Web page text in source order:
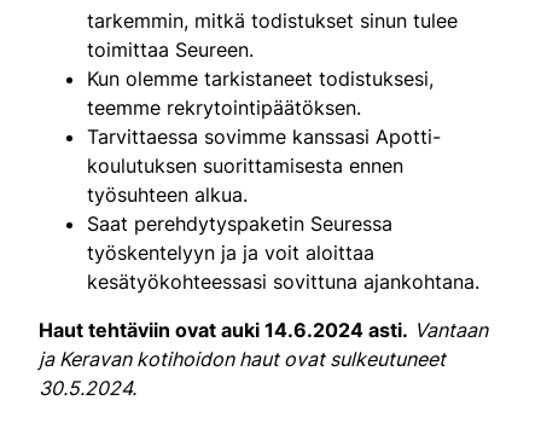
tarkemmin, mitkä todistukset sinun tulee
toimittaa Seureen.
Kun olemme tarkistaneet todistuksesi,
teemme rekrytointipäätöksen.
Tarvittaessa sovimme kanssasi Apotti-
koulutuksen suorittamisesta ennen
työsuhteen alkua.
Saat perehdytyspaketin Seuressa
työskentelyyn ja ja voit aloittaa
kesätyökohteessasi sovittuna ajankohtana.
Haut tehtäviin ovat auki 14.6.2024 asti. Vantaan
ja Keravan kotihoidon haut ovat sulkeutuneet
30.5.2024.